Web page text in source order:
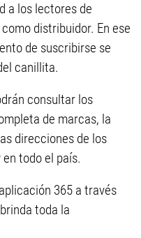
a los lectores de
distribuidor. En ese
de suscribirse se
canillita.
consultar los
de marcas, la
direcciones de los
todo el país.
365 a través
toda la